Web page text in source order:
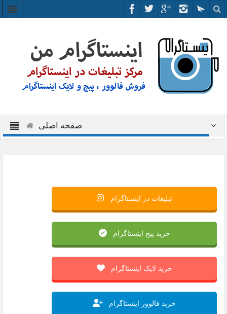
صفحه اصلی
تبلیغات در اینستاگرام
خرید پیج اینستاگرام
خرید لایک اینستاگرام
خرید فالوور اینستاگرام